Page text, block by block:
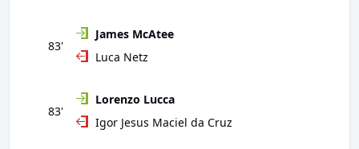
83'
James McAtee
Luca Netz
83'
Lorenzo Lucca
Igor Jesus Maciel da Cruz